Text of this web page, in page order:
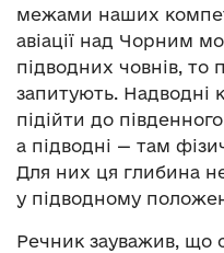
межами наших
авіації над Чорним
підводних човнів, то
запитують. Надводні
підійти до
а підводні — там
Для них ця глибина
у підводному
Речник зауважив, що